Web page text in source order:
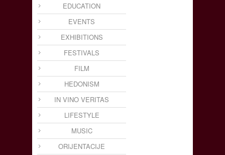
EDUCATION
EVENTS
EXHIBITIONS
FESTIVALS
FILM
HEDONISM
IN VINO VERITAS
LIFESTYLE
MUSIC
ORIJENTACIJE